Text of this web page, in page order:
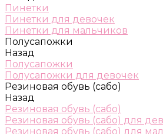
Пинетки
Пинетки для девочек
Пинетки для мальчиков
Полусапожки
Назад
Полусапожки
Полусапожки для девочек
Резиновая обувь (сабо)
Назад
Резиновая обувь (сабо)
Резиновая обувь (сабо) для
Резиновая обувь (сабо) для